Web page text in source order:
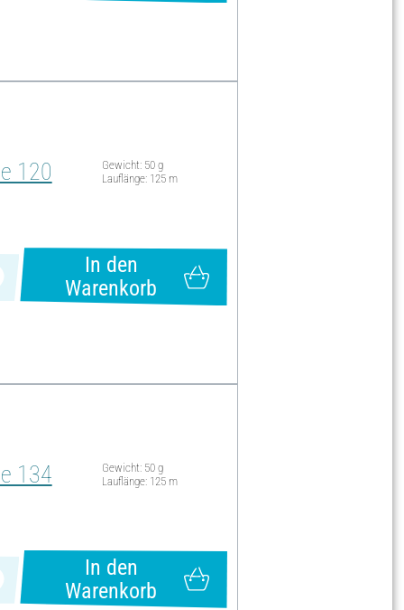
120
Gewicht: 50 g
Lauflänge: 125 m
In den
Warenkorb
134
Gewicht: 50 g
Lauflänge: 125 m
In den
Warenkorb